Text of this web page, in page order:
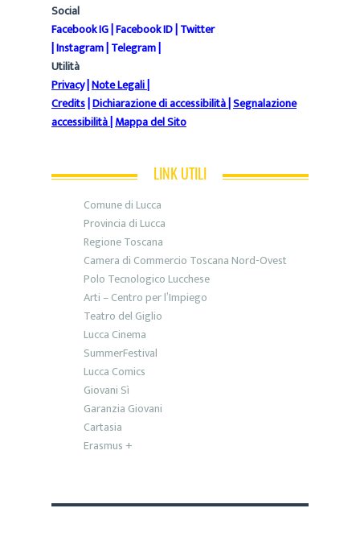
Social
Facebook IG|Facebook ID|Twitter
|Instagram|Telegram|
Utilità
Privacy|Note Legali|
Credits|Dichiarazione di accessibilità|Segnalazione
accessibilità|Mappa del Sito
LINK UTILI
Comune di Lucca
Provincia di Lucca
Regione Toscana
Camera di Commercio Toscana Nord-Ovest
Polo Tecnologico Lucchese
Arti – Centro per l’Impiego
Teatro del Giglio
Lucca Cinema
SummerFestival
Lucca Comics
Giovani Sì
Garanzia Giovani
Cartasia
Erasmus +